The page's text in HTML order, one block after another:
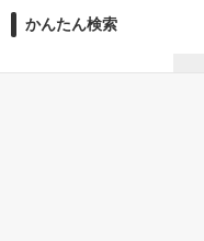
2026.6.5～2026.7.25
めた、同期で恋人の石垣
いた。
かんたん検索